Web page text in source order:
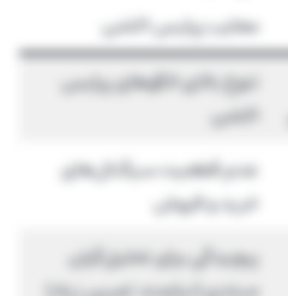
معایب پرایس اکشن
تنوع بالای الگوهای پرایس
اکشن
عدم قطعیت سیگنال‌های
خرید و فروش
پیچیدگی برای تحلیل‌گران